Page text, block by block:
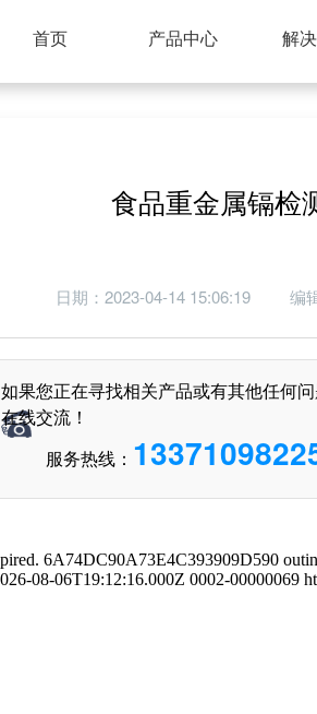
首页 产品中心 解
食品重金属镉检
日期：2023-04-14 15:06:19
如果您正在寻找相关产品或有其他任何
在线交流！
服务热线：